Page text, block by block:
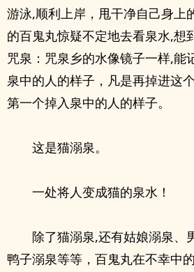
游泳,顺利上岸，甩干净自己身上
的百鬼丸惊疑不定地去看泉水,想
咒泉：咒泉乡的水像镜子一样,能
泉中的人的样子，凡是再掉进这
第一个掉入泉中的人的样子。
这是猫溺泉。
一处将人变成猫的泉水！
除了猫溺泉,还有姑娘溺泉、
鸭子溺泉等等，百鬼丸在不幸中